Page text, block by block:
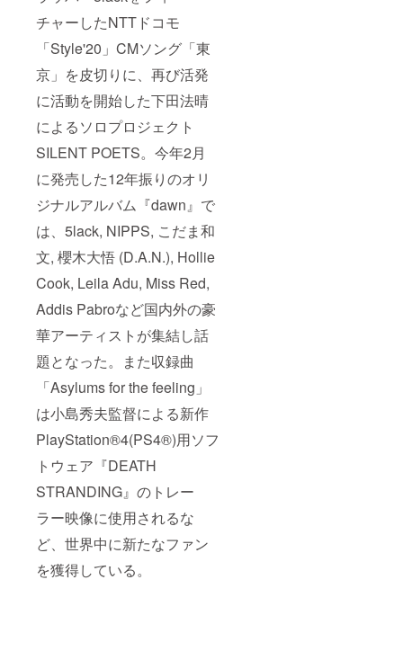
チャーしたNTTドコモ
「Style'20」CMソング「東
京」を皮切りに、再び活発
に活動を開始した下田法晴
によるソロプロジェクト
SILENT POETS。今年2月
に発売した12年振りのオリ
ジナルアルバム『dawn』で
は、5lack, NIPPS, こだま和
文, 櫻木大悟 (D.A.N.), Hollie
Cook, Leila Adu, Miss Red,
Addis Pabroなど国内外の豪
華アーティストが集結し話
題となった。また収録曲
「Asylums for the feeling」
は小島秀夫監督による新作
PlayStation®4(PS4®)用ソフ
トウェア『DEATH
STRANDING』のトレー
ラー映像に使用されるな
ど、世界中に新たなファン
を獲得している。